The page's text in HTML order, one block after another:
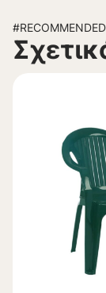
#RECOMMENDED